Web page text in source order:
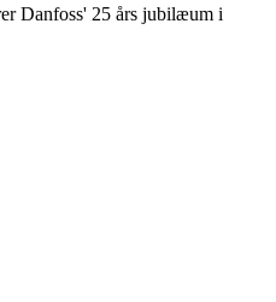
Danfoss' 25 års jubilæum i